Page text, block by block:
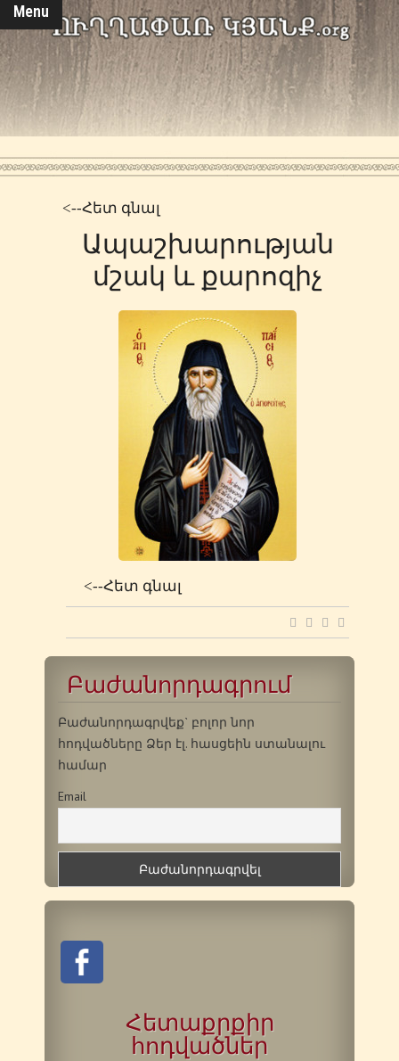
Menu
<--Հետ գնալ
Ապաշխարության
մշակ և քարոզիչ
<--Հետ գնալ
Բաժանորդագրում
Բաժանորդագրվեք` բոլոր նոր
հոդվածները Ձեր էլ. հասցեին ստանալու
համար
Email
Հետաքրքիր
հոդվածներ